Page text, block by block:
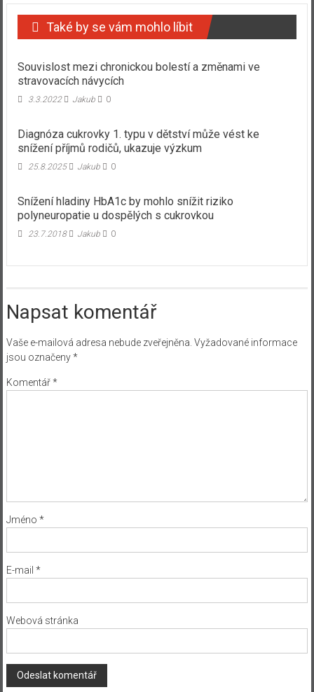
Také by se vám mohlo líbit
Souvislost mezi chronickou bolestí a změnami ve
stravovacích návycích
3.3.2022 Jakub 0
Diagnóza cukrovky 1. typu v dětství může vést ke
snížení příjmů rodičů, ukazuje výzkum
25.8.2025 Jakub 0
Snížení hladiny HbA1c by mohlo snížit riziko
polyneuropatie u dospělých s cukrovkou
23.7.2018 Jakub 0
Napsat komentář
Vaše e-mailová adresa nebude zveřejněna. Vyžadované informace
jsou označeny*
Komentář*
Jméno *
E-mail *
Webová stránka